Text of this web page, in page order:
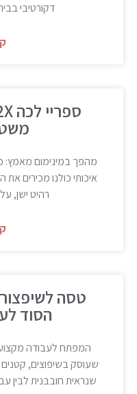
דקורטיבי
מהפך במינימום מאמץ:
איכותי כולנו מכירים
רהיט ישן,
טסה
הסוד
המפתח לעבודה
שעוסק בשיפוצים,
שנראית חובבנית לבין